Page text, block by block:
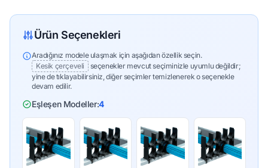
Ürün Seçenekleri
Aradığınız modele ulaşmak için aşağıdan özellik seçin.
Kesik çerçeveli
seçenekler mevcut seçiminizle uyumlu değildir;
yine de tıklayabilirsiniz, diğer seçimler temizlenerek o seçenekle
devam edilir.
Eşleşen Modeller:4